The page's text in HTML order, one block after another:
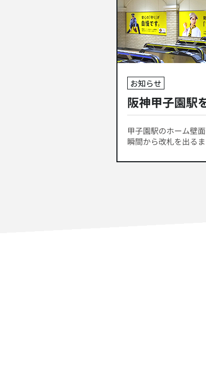
お知らせ
阪神甲子園駅
甲子園駅のホーム壁
瞬間から改札を出る